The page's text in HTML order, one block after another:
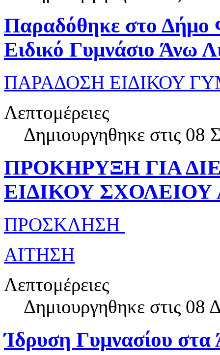
Παραδόθηκε στο Δήμο
Ειδικό Γυμνάσιο Άνω
ΠΑΡΑΔΟΣΗ ΕΙΔΙΚΟΥ
Λεπτομέρειες
Δημιουργηθηκε στις 08
ΠΡΟΚΗΡΥΞΗ ΓΙΑ
ΕΙΔΙΚΟΥ
ΠΡΟΣΚΛΗΣΗ
ΑΙΤΗΣΗ
Λεπτομέρειες
Δημιουργηθηκε στις 08
Ίδρυση Γυμνασίου στα